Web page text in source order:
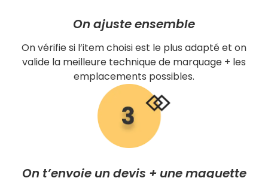
On ajuste ensemble
On vérifie si l’item choisi est le plus adapté et on
valide la meilleure technique de marquage + les
emplacements possibles.
On t’envoie un devis + une maquette